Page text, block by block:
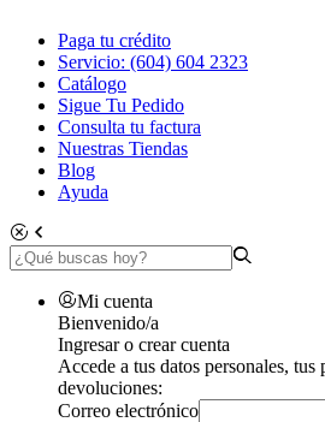
Paga tu crédito
Servicio: (604) 604 2323
Catálogo
Sigue Tu Pedido
Consulta tu factura
Nuestras Tiendas
Blog
Ayuda
Mi cuenta
Bienvenido/a
Ingresar o crear cuenta
Accede a tus datos personales, tus
devoluciones:
Correo electrónico